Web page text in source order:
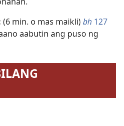
(6 min. o mas maikli)bh 127
aabutin ang puso ng